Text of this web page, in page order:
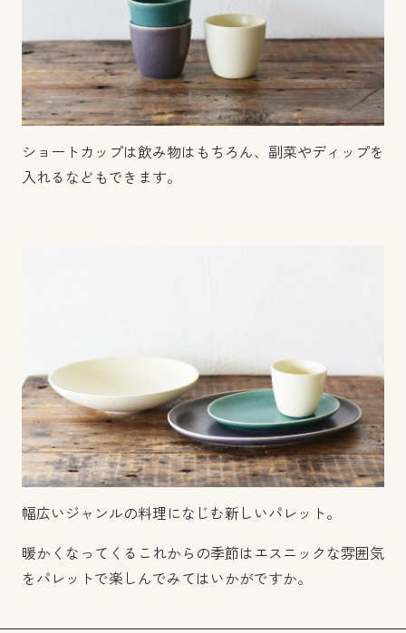
ショートカップは飲み物はもちろん、副菜やディップを
入れるなどもできます。
幅広いジャンルの料理になじむ新しいパレット。
暖かくなってくるこれからの季節はエスニックな雰囲気
をパレットで楽しんでみてはいかがですか。